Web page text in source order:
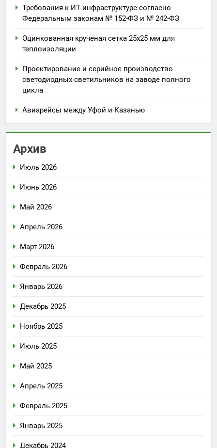
Требования к ИТ-инфраструктуре согласно
Федеральным законам № 152-ФЗ и № 242-ФЗ
Оцинкованная крученая сетка 25х25 мм для
теплоизоляции
Проектирование и серийное производство
светодиодных светильников на заводе полного
цикла
Авиарейсы между Уфой и Казанью
Архив
Июль 2026
Июнь 2026
Май 2026
Апрель 2026
Март 2026
Февраль 2026
Январь 2026
Декабрь 2025
Ноябрь 2025
Июль 2025
Май 2025
Апрель 2025
Февраль 2025
Январь 2025
Декабрь 2024